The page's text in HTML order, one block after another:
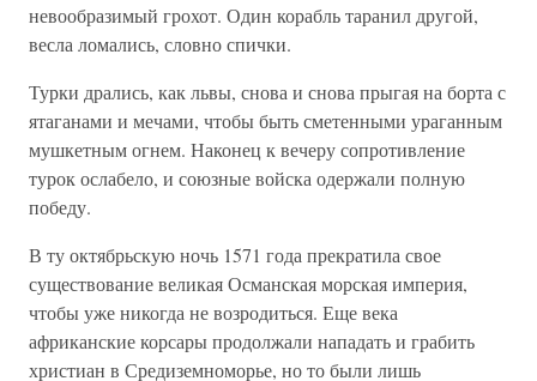
невообразимый грохот. Один корабль таранил другой,
весла ломались, словно спички.
Турки дрались, как львы, снова и снова прыгая на борта с
ятаганами и мечами, чтобы быть сметенными ураганным
мушкетным огнем. Наконец к вечеру сопротивление
турок ослабело, и союзные войска одержали полную
победу.
В ту октябрьскую ночь 1571 года прекратила свое
существование великая Османская морская империя,
чтобы уже никогда не возродиться. Еще века
африканские корсары продолжали нападать и грабить
христиан в Средиземноморье, но то были лишь